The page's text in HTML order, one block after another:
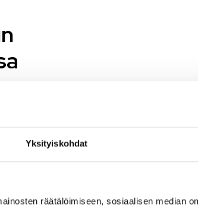
Yksityiskohdat
räätälöimiseen, sosiaalisen median
4.8.2024.
kaupunginkirjasto.